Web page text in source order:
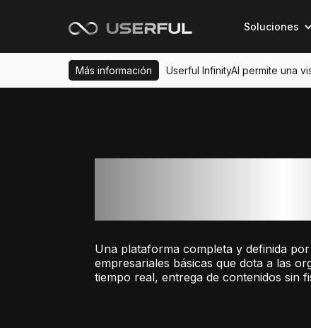
Soluciones
Más información Userful InfinityAI permite una
Una plataforma completa y definida
empresariales básicas que dota a las
tiempo real, entrega de contenidos sin